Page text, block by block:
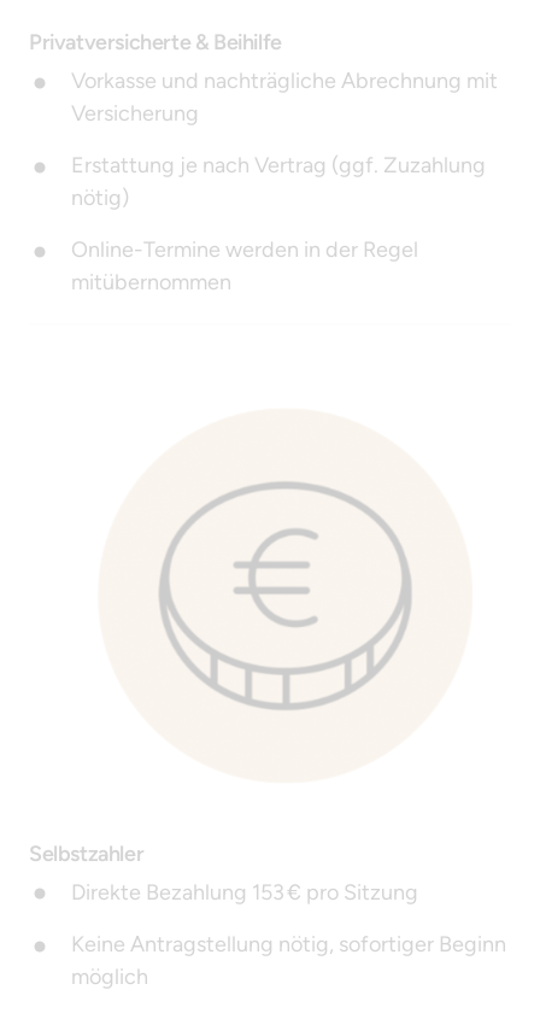
Privatversicherte & Beihilfe
Vorkasse und nachträgliche Abrechnung mit
Versicherung
Erstattung je nach Vertrag (ggf. Zuzahlung
nötig)
Online-Termine werden in der Regel
mitübernommen
Selbstzahler
Direkte Bezahlung 153 € pro Sitzung
Keine Antragstellung nötig, sofortiger Beginn
möglich